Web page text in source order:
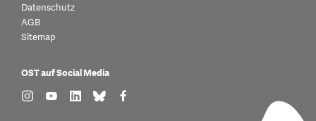
Datenschutz
AGB
Sitemap
OST auf Social Media
find us on: instagram
find us on: youtube
find us on: linkedin
find us on: bluesky
find us on: facebook